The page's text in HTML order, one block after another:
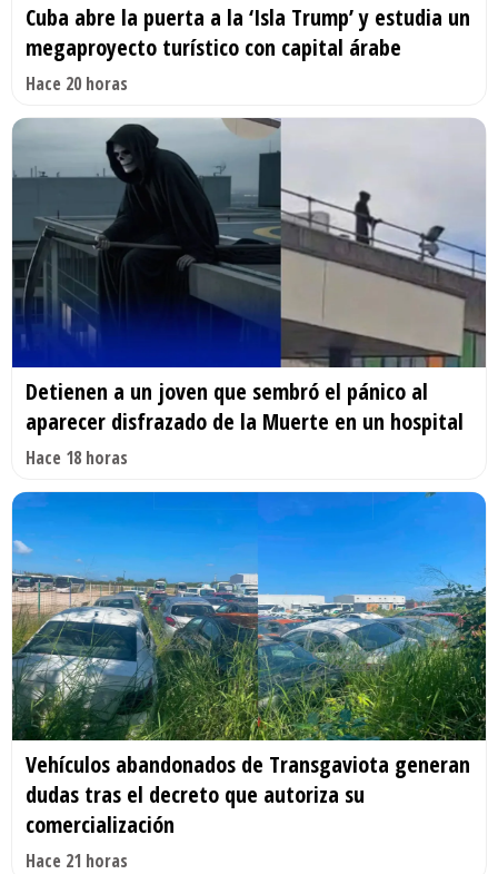
Cuba abre la puerta a la ‘Isla Trump’ y estudia un
megaproyecto turístico con capital árabe
Hace 20 horas
Detienen a un joven que sembró el pánico al
aparecer disfrazado de la Muerte en un hospital
Hace 18 horas
Vehículos abandonados de Transgaviota generan
dudas tras el decreto que autoriza su
comercialización
Hace 21 horas